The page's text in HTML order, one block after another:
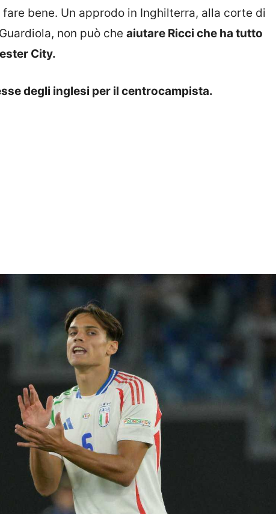
bene. Un approdo in Inghilterra, alla corte di
non può che aiutare Ricci che ha tutto
City.
degli inglesi per il centrocampista.